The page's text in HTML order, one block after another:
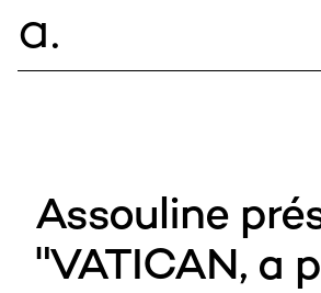
a
Assouline
"VATICAN, a
+33 1 40 57